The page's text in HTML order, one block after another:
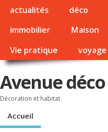
actualités déco
immobilier
Maison
Vie pratique
voyage
Avenue déco
Décoration et habitat
Accueil